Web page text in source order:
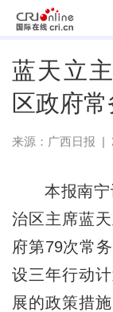
蓝天立
区政府
来源： 广西日报 |
本报南宁
治区主席蓝
府第79次常
设三年行动
展的政策措